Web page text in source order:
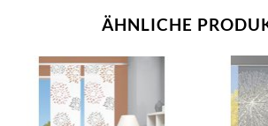
ÄHNLICHE